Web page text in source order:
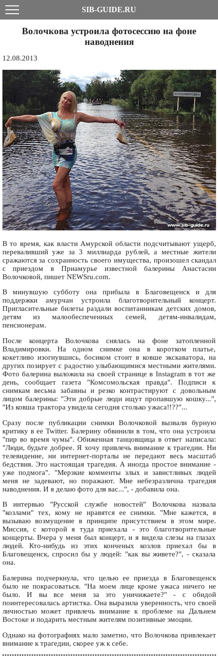
SIB-GUIDE.RU
Волочкова устроила фотосессию на фоне
наводнения
12.08.2013
В то время, как власти Амурской области подсчитывают ущерб,
переваливший уже за 3 миллиарда рублей, а местные жители
сражаются за сохранность своего имущества, произошел скандал
с приездом в Приамурье известной балерины Анастасии
Волочковой, пишет NEWSru.com.
В минувшую субботу она прибыла в Благовещенск и для
поддержки амурчан устроила благотворительный концерт.
Пригласительные билеты раздали воспитанникам детских домов,
детям из малообеспеченных семей, детям-инвалидам,
пенсионерам.
После концерта Волочкова снялась на фоне затопленной
Владимировки. На одном снимке она в коротком платье,
кокетливо изогнувшись, босиком стоит в ковше экскаватора, на
других позирует с радостно улыбающимися местными жителями.
Фото балерина выложила на своей странице в Instagram в тот же
день, сообщает газета "Комсомольская правда". Подписи к
снимкам весьма забавны и резко контрастируют с довольным
лицом балерины: "Эти добрые люди ищут пропавшую кошку...",
"Из ковша трактора увидела сегодня столько ужаса!!??"...
Сразу после публикации снимки Волочковой вызвали бурную
критику в ее Twitter. Балерину обвинили в том, что она устроила
"пир во время чумы". Обиженная танцовщица в ответ написала:
"Люди, будьте добрее. Я хочу привлечь внимание к трагедии. Ни
телевидение, ни интернет-порталы не передают весь масштаб
бедствия. Это настоящая трагедия. А иногда простое внимание -
уже подмога". "Мерзкие комменты злых и завистливых людей
меня не задевают, но поражают. Мне небезразлична трагедия
наводнения. И я делаю фото для вас...", - добавила она.
В интервью "Русской службе новостей" Волочкова назвала
"козлами" тех, кому не нравятся ее снимки. "Мне кажется, я
вызываю возмущение в принципе присутствием в этом мире.
Миссия, с которой я туда приехала - это благотворительные
концерты. Вчера у меня был концерт, и я видела слезы на глазах
людей. Кто-нибудь из этих конченых козлов приехал бы в
Благовещенск, спросил бы у людей: "как вы живете?", - сказала
она.
Балерина подчеркнула, что целью ее приезда в Благовещенск
было не покрасоваться. "На моем лице кроме ужаса ничего не
было. И вы все меня за это уничижаете?" - с обидой
поинтересовалась артистка. Она выразила уверенность, что своей
личностью может привлечь внимание к проблеме на Дальнем
Востоке и подарить местным жителям позитивные эмоции.
Однако на фотографиях мало заметно, что Волочкова привлекает
внимание к трагедии, скорее уж к себе.